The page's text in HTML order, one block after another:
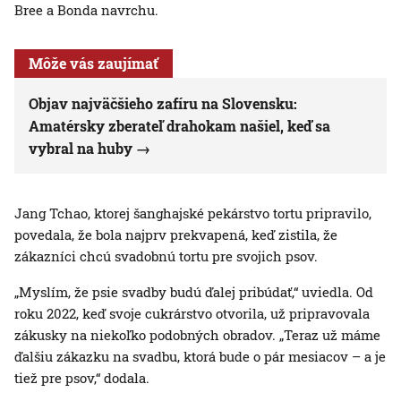
Bree a Bonda navrchu.
Môže vás zaujímať
Objav najväčšieho zafíru na Slovensku:
Amatérsky zberateľ drahokam našiel, keď sa
vybral na huby
Jang Tchao, ktorej šanghajské pekárstvo tortu pripravilo,
povedala, že bola najprv prekvapená, keď zistila, že
zákazníci chcú svadobnú tortu pre svojich psov.
„Myslím, že psie svadby budú ďalej pribúdať,“ uviedla. Od
roku 2022, keď svoje cukrárstvo otvorila, už pripravovala
zákusky na niekoľko podobných obradov. „Teraz už máme
ďalšiu zákazku na svadbu, ktorá bude o pár mesiacov – a je
tiež pre psov,“ dodala.